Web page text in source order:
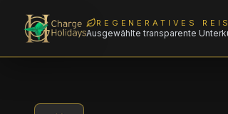
REGENERATIVES
Ausgewählte transparente